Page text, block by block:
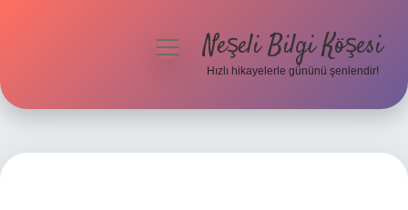
menüyüNeşeli Bilgi Köşesi
Hızlı hikayelerle gününü şenlendir!